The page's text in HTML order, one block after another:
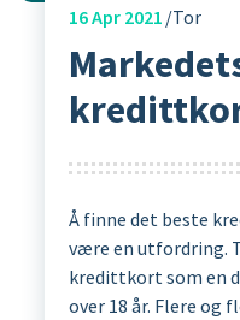
16Apr 2021 Tor
Å finne det beste
være en utfordring.
kredittkort som en
over 18 år. Flere og